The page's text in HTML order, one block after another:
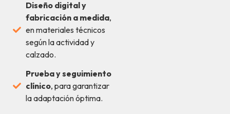
Diseño digital y
fabricación a medida,
en materiales técnicos
según la actividad y
calzado.
Prueba y seguimiento
clínico, para garantizar
la adaptación óptima.